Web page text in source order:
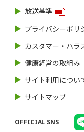
放送基準
プライバシーポリ
カスタマー・ハラ
健康経営の取組み
サイト利用につい
サイトマップ
OFFICIAL SNS